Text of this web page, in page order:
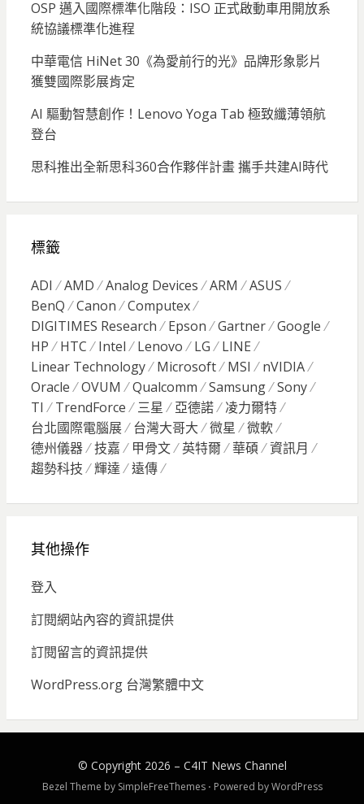
OSP 邁入國際標準化階段：ISO 正式啟動車用開放系
統協議標準化進程
中華電信 HiNet 30《為愛前行的光》品牌形象影片
獲雙國際影展肯定
AI 驅動智慧創作！Lenovo Yoga Tab 極致纖薄領航
登台
思科推出全新思科360合作夥伴計畫 攜手共建AI時代
標籤
ADI AMD Analog Devices ARM
ASUS
BenQ
Canon
Computex
DIGITIMES Research
Epson Gartner
Google
HP
HTC Intel Lenovo LG
LINE
Linear Technology
Microsoft MSI
nVIDIA
Oracle
OVUM Qualcomm Samsung
Sony
TI
TrendForce 三星 亞德諾
凌力爾特
台北國際電腦展
台灣大哥大 微星
微軟
德州儀器
技嘉 甲骨文 英特爾 華碩
資訊月
趨勢科技
輝達 遠傳
其他操作
登入
訂閱網站內容的資訊提供
訂閱留言的資訊提供
WordPress.org 台灣繁體中文
© Copyright 2026 – C4IT News Channel
Bezel Theme by SimpleFreeThemes ⋅ Powered byWordPress